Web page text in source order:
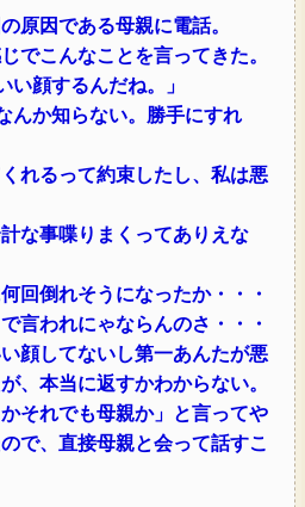
原因である母親に電話。
でこんなことを言ってきた。
い顔するんだね。」
んか知らない。勝手にすれ
れるって約束したし、私は悪
な事喋りまくってありえな
回倒れそうになったか・・・
言われにゃならんのさ・・・
顔してないし第一あんたが悪
、本当に返すかわからない。
それでも母親か」と言ってや
で、直接母親と会って話すこ